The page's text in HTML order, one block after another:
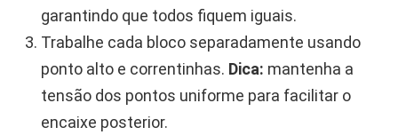
garantindo que todos fiquem iguais.
Trabalhe cada bloco separadamente usando
ponto alto e correntinhas. Dica: mantenha a
tensão dos pontos uniforme para facilitar o
encaixe posterior.